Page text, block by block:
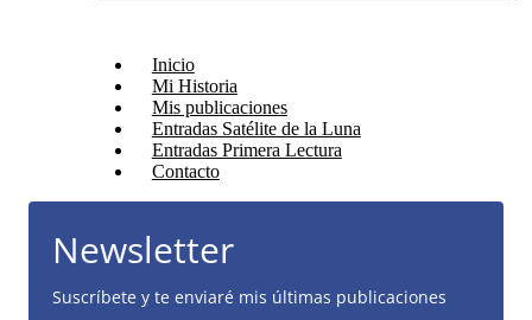
Inicio
Mi Historia
Mis publicaciones
Entradas Satélite de la Luna
Entradas Primera Lectura
Contacto
Newsletter
Suscríbete y te enviaré mis últimas publicaciones